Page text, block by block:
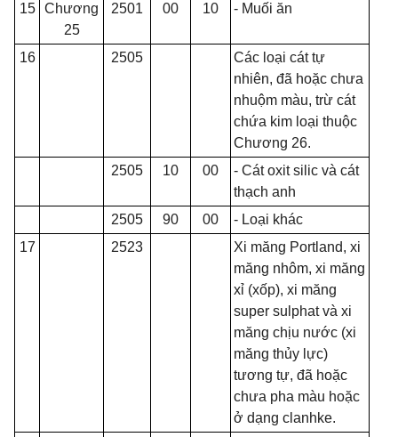
15
Chương
25
2501 00 10 - Muối ăn
16 2505
Các loại cát tự
nhiên, đã hoặc chưa
nhuộm màu, trừ cát
chứa kim loại thuộc
Chương 26.
2505
10 00
- Cát oxit silic và cát
thạch anh
2505
90 00
- Loại khác
17
2523
Xi măng Portland, xi
măng nhôm, xi măng
xỉ (xốp), xi măng
super sulphat và xi
măng chịu nước (xi
măng thủy lực)
tương tự, đã hoặc
chưa pha màu hoặc
ở dạng clanhke.